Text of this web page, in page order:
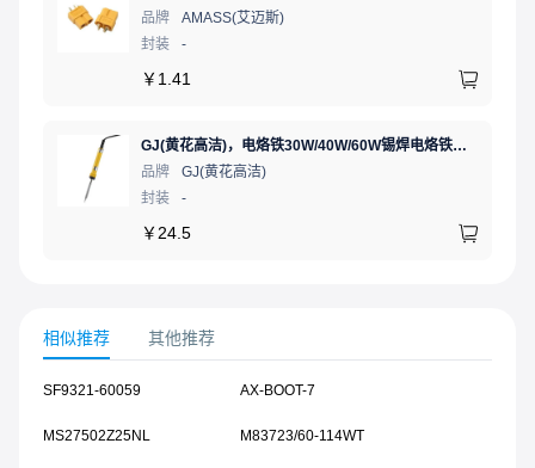
品牌
AMASS(艾迈斯)
封装
-
￥ 1.41
GJ(黄花高洁)，电烙铁30W/40W/60W锡焊电烙铁焊接工具电焊笔手机电子维修（内热35W），NO.435(35W)
品牌
GJ(黄花高洁)
封装
-
￥ 24.5
相似推荐 其他推荐
SF9321-60059 AX-BOOT-7
MS27502Z25NL M83723/60-114WT